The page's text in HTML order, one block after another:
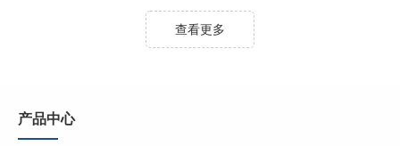
查看更多
产品中心